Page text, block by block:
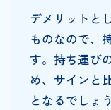
デメリットと
ものなので、
す。持ち運び
め、サインと
となるでしょう